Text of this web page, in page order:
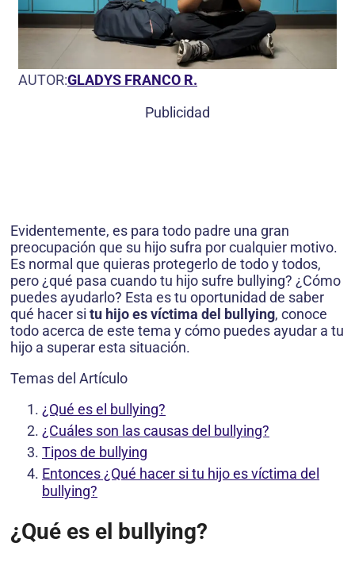
AUTOR:GLADYS FRANCO R.
Publicidad
Evidentemente, es para todo padre una gran
preocupación que su hijo sufra por cualquier motivo.
Es normal que quieras protegerlo de todo y todos,
pero ¿qué pasa cuando tu hijo sufre bullying? ¿Cómo
puedes ayudarlo? Esta es tu oportunidad de saber
qué hacer si tu hijo es víctima del bullying, conoce
todo acerca de este tema y cómo puedes ayudar a tu
hijo a superar esta situación.
Temas del Artículo
¿Qué es el bullying?
¿Cuáles son las causas del bullying?
Tipos de bullying
Entonces ¿Qué hacer si tu hijo es víctima del
bullying?
¿Qué es el bullying?